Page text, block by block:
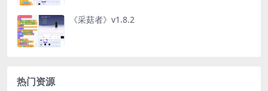
《采菇者》v1.8.2
热门资源